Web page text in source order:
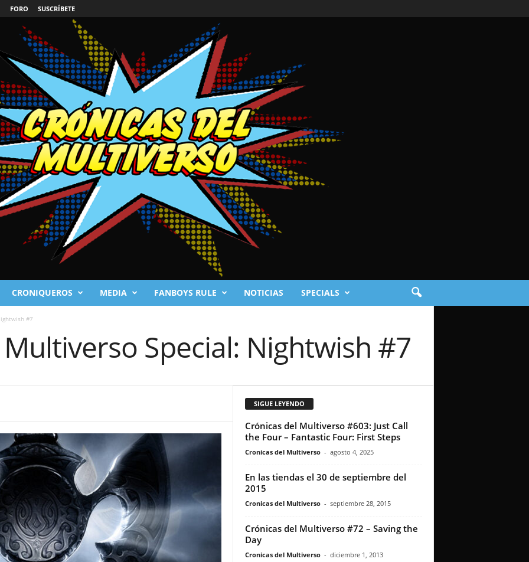
FORO SUSCRÍBETE
CRONIQUEROS MEDIA FANBOYS RULE NOTICIAS SPECIALS
#7
Special: Nightwish #7
SIGUE LEYENDO
Crónicas del Multiverso #603: Just Call
the Four – Fantastic Four: First Steps
Cronicas del Multiverso - agosto 4, 2025
En las tiendas el 30 de septiembre del
2015
Cronicas del Multiverso - septiembre 28, 2015
Crónicas del Multiverso #72 – Saving the
Day
Cronicas del Multiverso - diciembre 1, 2013